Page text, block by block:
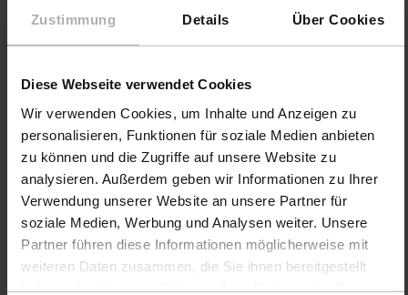
Zustimmung Details Über Cookies
Diese Webseite verwendet Cookies
Wir verwenden Cookies, um Inhalte und Anzeigen zu
personalisieren, Funktionen für soziale Medien anbieten
zu können und die Zugriffe auf unsere Website zu
analysieren. Außerdem geben wir Informationen zu Ihrer
Verwendung unserer Website an unsere Partner für
soziale Medien, Werbung und Analysen weiter. Unsere
Partner führen diese Informationen möglicherweise mit
weiteren Daten zusammen, die Sie ihnen bereitgestellt